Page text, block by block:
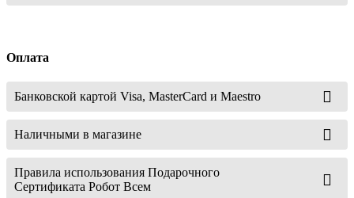
Оплата
Банковской картой Visa, MasterCard и Maestro
Наличными в магазине
Правила использования Подарочного
Сертификата Робот Всем